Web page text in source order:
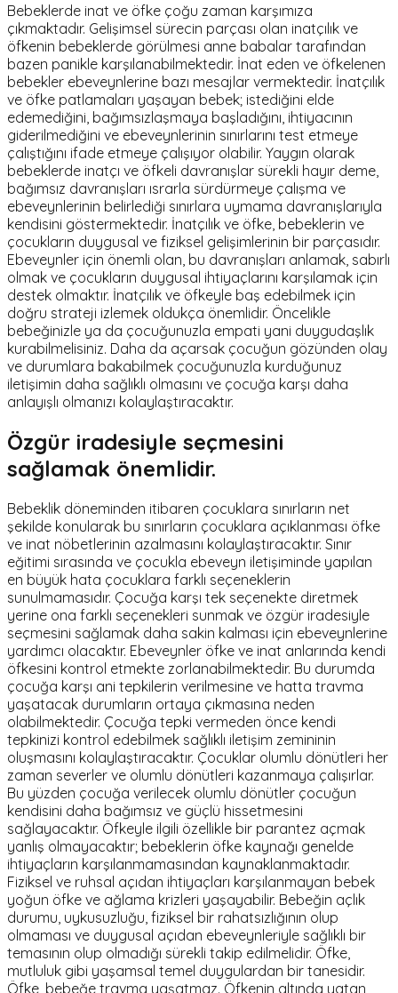
Bebeklerde inat ve öfke çoğu zaman karşımıza
çıkmaktadır. Gelişimsel sürecin parçası olan inatçılık ve
öfkenin bebeklerde görülmesi anne babalar tarafından
bazen panikle karşılanabilmektedir. İnat eden ve öfkelenen
bebekler ebeveynlerine bazı mesajlar vermektedir. İnatçılık
ve öfke patlamaları yaşayan bebek; istediğini elde
edemediğini, bağımsızlaşmaya başladığını, ihtiyacının
giderilmediğini ve ebeveynlerinin sınırlarını test etmeye
çalıştığını ifade etmeye çalışıyor olabilir. Yaygın olarak
bebeklerde inatçı ve öfkeli davranışlar sürekli hayır deme,
bağımsız davranışları ısrarla sürdürmeye çalışma ve
ebeveynlerinin belirlediği sınırlara uymama davranışlarıyla
kendisini göstermektedir. İnatçılık ve öfke, bebeklerin ve
çocukların duygusal ve fiziksel gelişimlerinin bir parçasıdır.
Ebeveynler için önemli olan, bu davranışları anlamak, sabırlı
olmak ve çocukların duygusal ihtiyaçlarını karşılamak için
destek olmaktır. İnatçılık ve öfkeyle baş edebilmek için
doğru strateji izlemek oldukça önemlidir. Öncelikle
bebeğinizle ya da çocuğunuzla empati yani duygudaşlık
kurabilmelisiniz. Daha da açarsak çocuğun gözünden olay
ve durumlara bakabilmek çocuğunuzla kurduğunuz
iletişimin daha sağlıklı olmasını ve çocuğa karşı daha
anlayışlı olmanızı kolaylaştıracaktır.
Özgür iradesiyle seçmesini
sağlamak önemlidir.
Bebeklik döneminden itibaren çocuklara sınırların net
şekilde konularak bu sınırların çocuklara açıklanması öfke
ve inat nöbetlerinin azalmasını kolaylaştıracaktır. Sınır
eğitimi sırasında ve çocukla ebeveyn iletişiminde yapılan
en büyük hata çocuklara farklı seçeneklerin
sunulmamasıdır. Çocuğa karşı tek seçenekte diretmek
yerine ona farklı seçenekleri sunmak ve özgür iradesiyle
seçmesini sağlamak daha sakin kalması için ebeveynlerine
yardımcı olacaktır. Ebeveynler öfke ve inat anlarında kendi
öfkesini kontrol etmekte zorlanabilmektedir. Bu durumda
çocuğa karşı ani tepkilerin verilmesine ve hatta travma
yaşatacak durumların ortaya çıkmasına neden
olabilmektedir. Çocuğa tepki vermeden önce kendi
tepkinizi kontrol edebilmek sağlıklı iletişim zemininin
oluşmasını kolaylaştıracaktır. Çocuklar olumlu dönütleri her
zaman severler ve olumlu dönütleri kazanmaya çalışırlar.
Bu yüzden çocuğa verilecek olumlu dönütler çocuğun
kendisini daha bağımsız ve güçlü hissetmesini
sağlayacaktır. Öfkeyle ilgili özellikle bir parantez açmak
yanlış olmayacaktır; bebeklerin öfke kaynağı genelde
ihtiyaçların karşılanmamasından kaynaklanmaktadır.
Fiziksel ve ruhsal açıdan ihtiyaçları karşılanmayan bebek
yoğun öfke ve ağlama krizleri yaşayabilir. Bebeğin açlık
durumu, uykusuzluğu, fiziksel bir rahatsızlığının olup
olmaması ve duygusal açıdan ebeveynleriyle sağlıklı bir
temasının olup olmadığı sürekli takip edilmelidir. Öfke,
mutluluk gibi yaşamsal temel duygulardan bir tanesidir.
Öfke, bebeğe travma yaşatmaz. Öfkenin altında yatan